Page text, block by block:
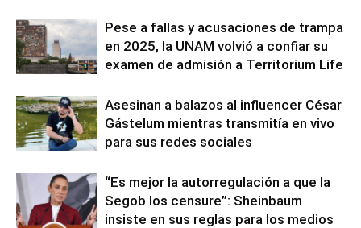
Pese a fallas y acusaciones de trampa
en 2025, la UNAM volvió a confiar su
examen de admisión a Territorium Life
Asesinan a balazos al influencer César
Gástelum mientras transmitía en vivo
para sus redes sociales
“Es mejor la autorregulación a que la
Segob los censure”: Sheinbaum
insiste en sus reglas para los medios